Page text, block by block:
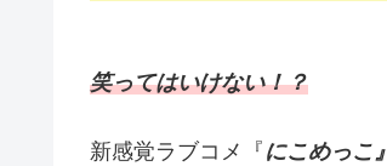
笑ってはいけない！？
新感覚ラブコメ『 にこめっこ』